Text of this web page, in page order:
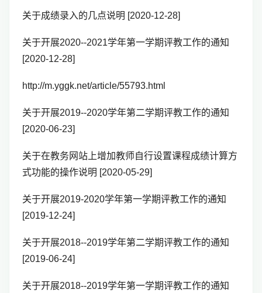
关于成绩录入的几点说明 [2020-12-28]
关于开展2020--2021学年第一学期评教工作的通知
[2020-12-28]
http://m.yggk.net/article/55793.html
关于开展2019--2020学年第二学期评教工作的通知
[2020-06-23]
关于在教务网站上增加教师自行设置课程成绩计算方
式功能的操作说明 [2020-05-29]
关于开展2019-2020学年第一学期评教工作的通知
[2019-12-24]
关于开展2018--2019学年第二学期评教工作的通知
[2019-06-24]
关于开展2018--2019学年第一学期评教工作的通知